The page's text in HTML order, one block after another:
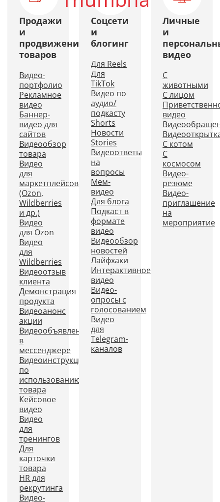
Продажи
и
продвижение
товаров
Видео-
портфолио
Рекламное
видео
Баннер-
видео для
сайтов
Видеообзор
товара
Видео
для
маркетплейсов
(Ozon,
Wildberries
и др.)
Видео
для Ozon
Видео
для
Wildberries
Видеоотзыв
клиента
Демонстрация
продукта
Видеоанонс
акции
Видеообъявление
в
мессенджере
Видеоинструкция
по
использованию
товара
Кейсовое
видео
Видео
для
тренингов
Для
карточки
товара
HR для
рекрутинга
Видео-
Соцсети
и
блогинг
Для Reels
Для
TikTok
Видео по
аудио/
подкасту
Shorts
Новости
Stories
Видеоответы
на
вопросы
Мем-
видео
Для блога
Подкаст в
формате
видео
Видеообзор
новостей
Лайфхаки
Интерактивное
видео
Видео-
опросы с
голосованием
Видео
для
Telegram-
каналов
Личные
и
видео
С
животными
С лицом
видео
С котом
С
космосом
Видео-
резюме
Видео-
приглашение
на
мероприятие